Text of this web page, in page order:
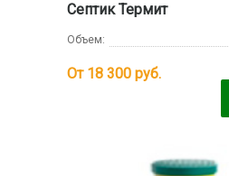
Септик Термит
Объем:
От 18 300 руб.